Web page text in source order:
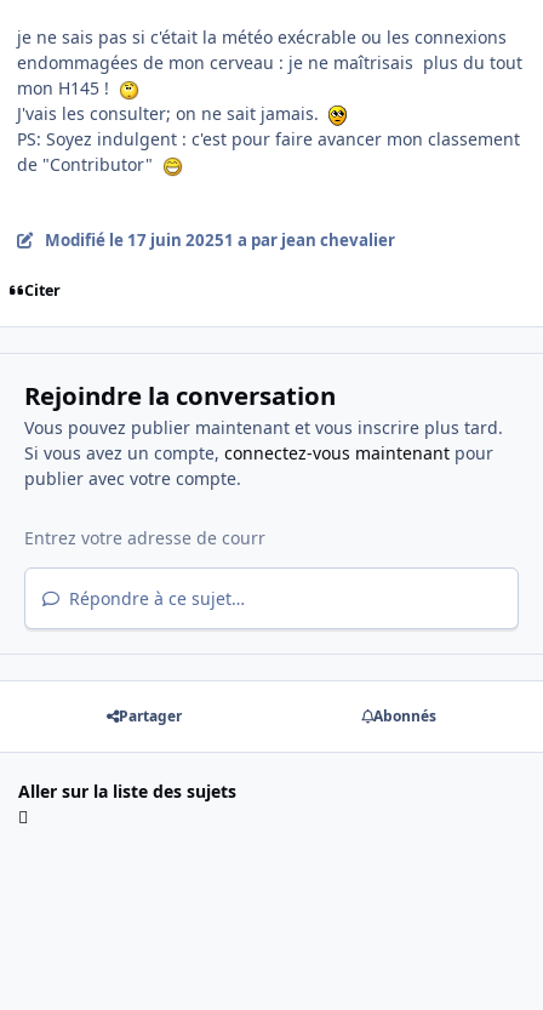
je ne sais pas si c'était la météo exécrable ou les connexions
endommagées de mon cerveau : je ne maîtrisais plus du tout
mon H145 !
J'vais les consulter; on ne sait jamais.
PS: Soyez indulgent : c'est pour faire avancer mon classement
de "Contributor"
Modifié le 17 juin 20251 a par jean chevalier
Citer
Rejoindre la conversation
Vous pouvez publier maintenant et vous inscrire plus tard.
Si vous avez un compte, connectez-vous maintenantpour
publier avec votre compte.
Répondre à ce sujet…
Partager Abonnés
Aller sur la liste des sujets